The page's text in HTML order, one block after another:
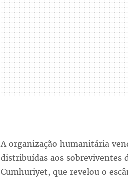
A organização humanitária
distribuídas aos sobreviventes
Cumhuriyet, que revelou o